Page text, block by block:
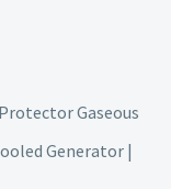
Gaseous
Generator |